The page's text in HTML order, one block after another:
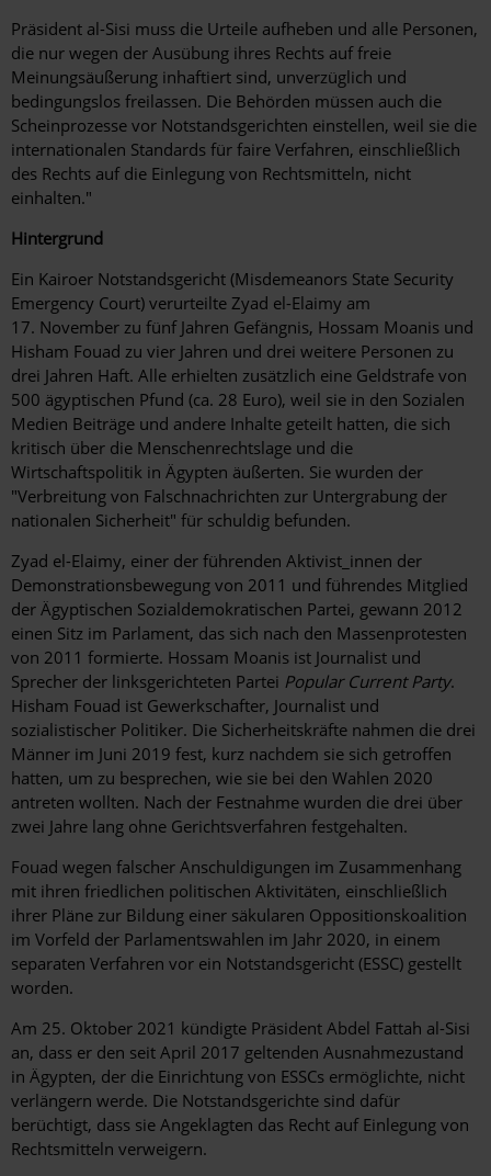
Präsident al-Sisi muss die Urteile aufheben und alle Personen,
die nur wegen der Ausübung ihres Rechts auf freie
Meinungsäußerung inhaftiert sind, unverzüglich und
bedingungslos freilassen. Die Behörden müssen auch die
Scheinprozesse vor Notstandsgerichten einstellen, weil sie die
internationalen Standards für faire Verfahren, einschließlich
des Rechts auf die Einlegung von Rechtsmitteln, nicht
einhalten."
Hintergrund
Ein Kairoer Notstandsgericht (Misdemeanors State Security
Emergency Court) verurteilte Zyad el-Elaimy am
17. November zu fünf Jahren Gefängnis, Hossam Moanis und
Hisham Fouad zu vier Jahren und drei weitere Personen zu
drei Jahren Haft. Alle erhielten zusätzlich eine Geldstrafe von
500 ägyptischen Pfund (ca. 28 Euro), weil sie in den Sozialen
Medien Beiträge und andere Inhalte geteilt hatten, die sich
kritisch über die Menschenrechtslage und die
Wirtschaftspolitik in Ägypten äußerten. Sie wurden der
"Verbreitung von Falschnachrichten zur Untergrabung der
nationalen Sicherheit" für schuldig befunden.
Zyad el-Elaimy, einer der führenden Aktivist_innen der
Demonstrationsbewegung von 2011 und führendes Mitglied
der Ägyptischen Sozialdemokratischen Partei, gewann 2012
einen Sitz im Parlament, das sich nach den Massenprotesten
von 2011 formierte. Hossam Moanis ist Journalist und
Sprecher der linksgerichteten Partei Popular Current Party.
Hisham Fouad ist Gewerkschafter, Journalist und
sozialistischer Politiker. Die Sicherheitskräfte nahmen die drei
Männer im Juni 2019 fest, kurz nachdem sie sich getroffen
hatten, um zu besprechen, wie sie bei den Wahlen 2020
antreten wollten. Nach der Festnahme wurden die drei über
zwei Jahre lang ohne Gerichtsverfahren festgehalten.
Fouad wegen falscher Anschuldigungen im Zusammenhang
mit ihren friedlichen politischen Aktivitäten, einschließlich
ihrer Pläne zur Bildung einer säkularen Oppositionskoalition
im Vorfeld der Parlamentswahlen im Jahr 2020, in einem
separaten Verfahren vor ein Notstandsgericht (ESSC) gestellt
worden.
Am 25. Oktober 2021 kündigte Präsident Abdel Fattah al-Sisi
an, dass er den seit April 2017 geltenden Ausnahmezustand
in Ägypten, der die Einrichtung von ESSCs ermöglichte, nicht
verlängern werde. Die Notstandsgerichte sind dafür
berüchtigt, dass sie Angeklagten das Recht auf Einlegung von
Rechtsmitteln verweigern.